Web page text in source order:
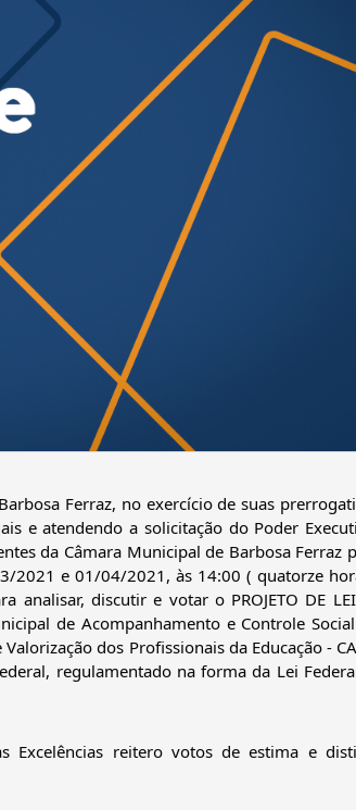
e atendendo a solicitação do Poder
da Câmara Municipal de Barbosa Ferraz
2021 e 01/04/2021, às 14:00 ( quatorze
discutir e votar o PROJETO DE
de Acompanhamento e Controle
dos Profissionais da Educação -
regulamentado na forma da Lei